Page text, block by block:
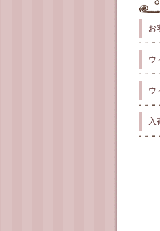
お
ウ
ウ
入